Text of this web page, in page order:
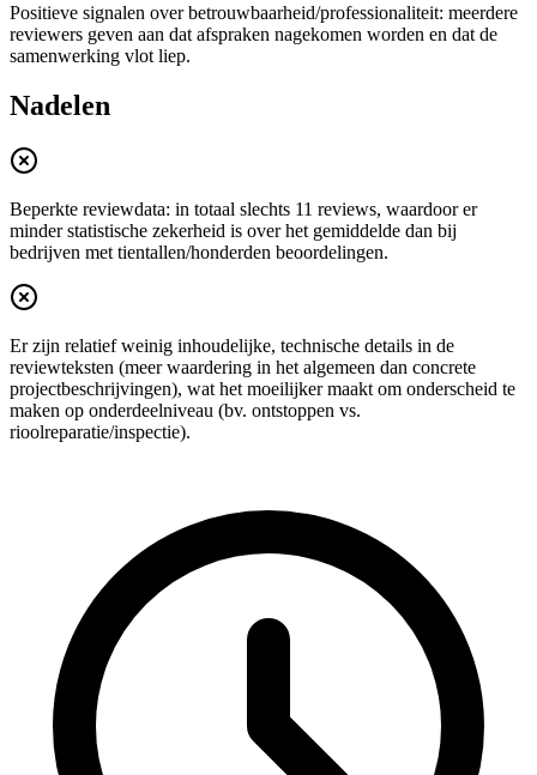
Positieve signalen over betrouwbaarheid/professionaliteit: meerdere
reviewers geven aan dat afspraken nagekomen worden en dat de
samenwerking vlot liep.
Nadelen
Beperkte reviewdata: in totaal slechts 11 reviews, waardoor er
minder statistische zekerheid is over het gemiddelde dan bij
bedrijven met tientallen/honderden beoordelingen.
Er zijn relatief weinig inhoudelijke, technische details in de
reviewteksten (meer waardering in het algemeen dan concrete
projectbeschrijvingen), wat het moeilijker maakt om onderscheid te
maken op onderdeelniveau (bv. ontstoppen vs.
rioolreparatie/inspectie).